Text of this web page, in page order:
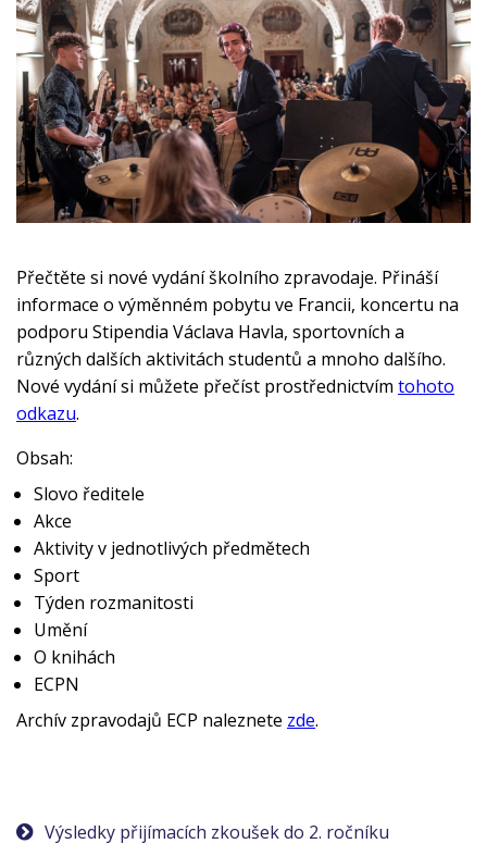
Přečtěte si nové vydání školního zpravodaje. Přináší
informace o výměnném pobytu ve Francii, koncertu na
podporu Stipendia Václava Havla, sportovních a
různých dalších aktivitách studentů a mnoho dalšího.
Nové vydání si můžete přečíst prostřednictvím tohoto
odkazu.
Obsah:
Slovo ředitele
Akce
Aktivity v jednotlivých předmětech
Sport
Týden rozmanitosti
Umění
O knihách
ECPN
Archív zpravodajů ECP naleznete zde.
Navigace
Výsledky přijímacích zkoušek do 2. ročníku